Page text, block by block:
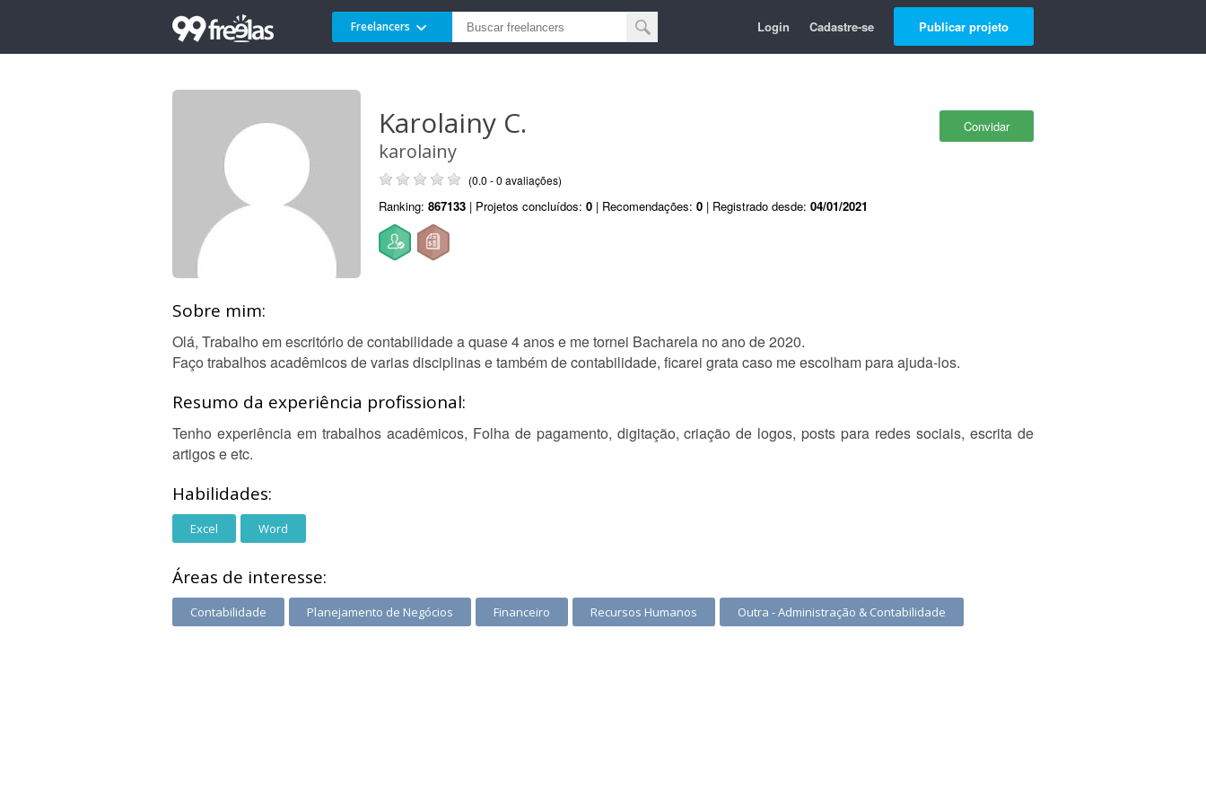
Freelancers Login Cadastre-se Publicar projeto
Convidar
Karolainy C.
karolainy
(0.0 - 0 avaliações)
Ranking: 867133 | Projetos concluídos: 0 | Recomendações: 0 | Registrado desde: 04/01/2021
Sobre mim:
Olá, Trabalho em escritório de contabilidade a quase 4 anos e me tornei Bacharela no ano de 2020.
Faço trabalhos acadêmicos de varias disciplinas e também de contabilidade, ficarei grata caso me escolham para ajuda-los.
Resumo da experiência profissional:
Tenho experiência em trabalhos acadêmicos, Folha de pagamento, digitação, criação de logos, posts para redes sociais, escrita de
artigos e etc.
Habilidades:
Excel Word
Áreas de interesse:
Contabilidade Planejamento de Negócios Financeiro Recursos Humanos Outra - Administração & Contabilidade